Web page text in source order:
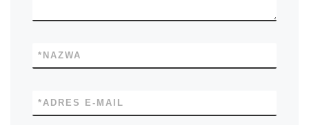
NAZWA
*
ADRES E-MAIL
*